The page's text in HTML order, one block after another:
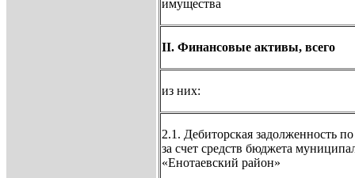
имущества
II. Финансовые активы, всего
из них:
2.1. Дебиторская задолженность
за счет средств бюджета
«Енотаевский район»